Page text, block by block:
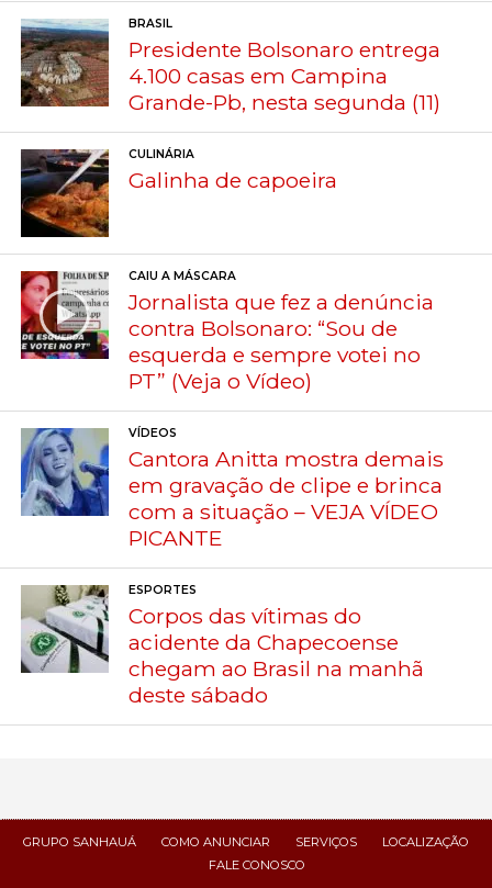
BRASIL
Presidente Bolsonaro entrega
4.100 casas em Campina
Grande-Pb, nesta segunda (11)
CULINÁRIA
Galinha de capoeira
CAIU A MÁSCARA
Jornalista que fez a denúncia
contra Bolsonaro: “Sou de
esquerda e sempre votei no
PT” (Veja o Vídeo)
VÍDEOS
Cantora Anitta mostra demais
em gravação de clipe e brinca
com a situação – VEJA VÍDEO
PICANTE
ESPORTES
Corpos das vítimas do
acidente da Chapecoense
chegam ao Brasil na manhã
deste sábado
GRUPO SANHAUÁ COMO ANUNCIAR SERVIÇOS
LOCALIZAÇÃO
FALE CONOSCO